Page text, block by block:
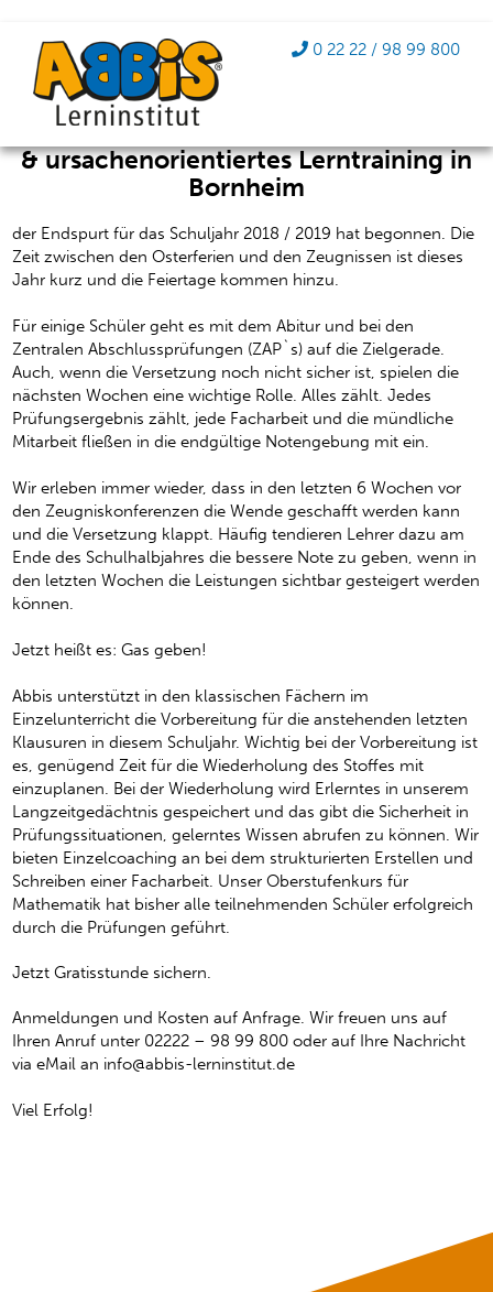
0 22 22 / 98 99 800
Endspurt für das Schuljahr
2018 / 2019
ABBIS Lerninstitut: effektive Nachhilfe
& ursachenorientiertes Lerntraining in
Bornheim
der Endspurt für das Schuljahr 2018 / 2019 hat begonnen. Die
Zeit zwischen den Osterferien und den Zeugnissen ist dieses
Jahr kurz und die Feiertage kommen hinzu.
Für einige Schüler geht es mit dem Abitur und bei den
Zentralen Abschlussprüfungen (ZAP`s) auf die Zielgerade.
Auch, wenn die Versetzung noch nicht sicher ist, spielen die
nächsten Wochen eine wichtige Rolle. Alles zählt. Jedes
Prüfungsergebnis zählt, jede Facharbeit und die mündliche
Mitarbeit fließen in die endgültige Notengebung mit ein.
Wir erleben immer wieder, dass in den letzten 6 Wochen vor
den Zeugniskonferenzen die Wende geschafft werden kann
und die Versetzung klappt. Häufig tendieren Lehrer dazu am
Ende des Schulhalbjahres die bessere Note zu geben, wenn in
den letzten Wochen die Leistungen sichtbar gesteigert werden
können.
Jetzt heißt es: Gas geben!
Abbis unterstützt in den klassischen Fächern im
Einzelunterricht die Vorbereitung für die anstehenden letzten
Klausuren in diesem Schuljahr. Wichtig bei der Vorbereitung ist
es, genügend Zeit für die Wiederholung des Stoffes mit
einzuplanen. Bei der Wiederholung wird Erlerntes in unserem
Langzeitgedächtnis gespeichert und das gibt die Sicherheit in
Prüfungssituationen, gelerntes Wissen abrufen zu können. Wir
bieten Einzelcoaching an bei dem strukturierten Erstellen und
Schreiben einer Facharbeit. Unser Oberstufenkurs für
Mathematik hat bisher alle teilnehmenden Schüler erfolgreich
durch die Prüfungen geführt.
Jetzt Gratisstunde sichern.
Anmeldungen und Kosten auf Anfrage. Wir freuen uns auf
Ihren Anruf unter 02222 – 98 99 800 oder auf Ihre Nachricht
via eMail an info@abbis-lerninstitut.de
Viel Erfolg!